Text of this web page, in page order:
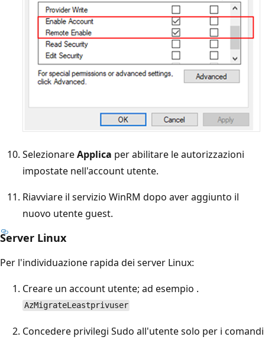
SelezionareApplica per abilitare le autorizzazioni
impostate nell'account utente.
Riavviare il servizio WinRM dopo aver aggiunto il
nuovo utente guest.
Server Linux
Per l'individuazione rapida dei server Linux:
Creare un account utente; ad esempio .
AzMigrateLeastprivuser
Concedere privilegi Sudo all'utente solo per i comandi